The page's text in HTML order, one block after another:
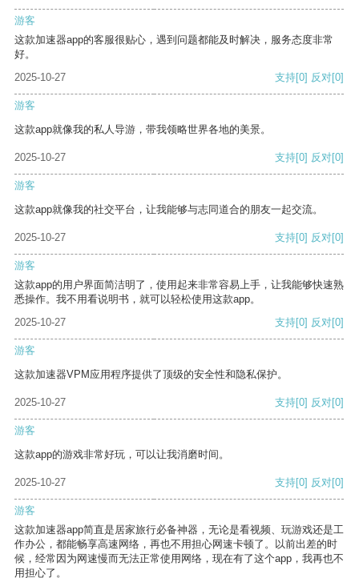
游客
这款加速器app的客服很贴心，遇到问题都能及时解决，服务态度非常
好。
2025-10-27
支持[0] 反对[0]
游客
这款app就像我的私人导游，带我领略世界各地的美景。
2025-10-27 支持[0] 反对[0]
游客
这款app就像我的社交平台，让我能够与志同道合的朋友一起交流。
2025-10-27 支持[0] 反对[0]
游客
这款app的用户界面简洁明了，使用起来非常容易上手，让我能够快速熟
悉操作。我不用看说明书，就可以轻松使用这款app。
2025-10-27
支持[0] 反对[0]
游客
这款加速器VPM应用程序提供了顶级的安全性和隐私保护。
2025-10-27 支持[0] 反对[0]
游客
这款app的游戏非常好玩，可以让我消磨时间。
2025-10-27 支持[0] 反对[0]
游客
这款加速器app简直是居家旅行必备神器，无论是看视频、玩游戏还是工
作办公，都能畅享高速网络，再也不用担心网速卡顿了。以前出差的时
候，经常因为网速慢而无法正常使用网络，现在有了这个app，我再也不
用担心了。